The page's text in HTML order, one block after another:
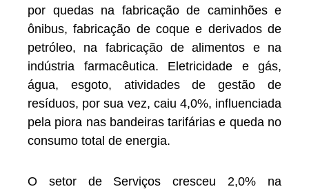
por quedas na fabricação de caminhões e
ônibus, fabricação de coque e derivados de
petróleo, na fabricação de alimentos e na
indústria farmacêutica. Eletricidade e gás,
água, esgoto, atividades de gestão de
resíduos, por sua vez, caiu 4,0%, influenciada
pela piora nas bandeiras tarifárias e queda no
consumo total de energia.
O setor de Serviços cresceu 2,0% na